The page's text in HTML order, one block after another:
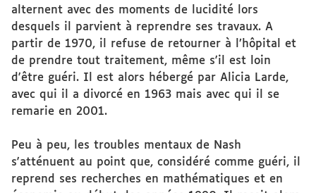
alternent avec des moments de lucidité lors
desquels il parvient à reprendre ses travaux. A
partir de 1970, il refuse de retourner à l’hôpital et
de prendre tout traitement, même s'il est loin
d'être guéri. Il est alors hébergé par Alicia Larde,
avec qui il a divorcé en 1963 mais avec qui il se
remarie en 2001.
Peu à peu, les troubles mentaux de Nash
s'atténuent au point que, considéré comme guéri, il
reprend ses recherches en mathématiques et en